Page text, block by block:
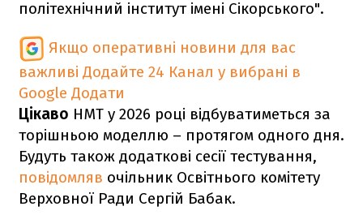
політехнічний інститут імені Сікорського".
Якщо оперативні новини для вас
важливі Додайте 24 Канал у вибрані в
Google Додати
Цікаво НМТ у 2026 році відбуватиметься за
торішньою моделлю – протягом одного дня.
Будуть також додаткові сесії тестування,
повідомляв очільник Освітнього комітету
Верховної Ради Сергій Бабак.